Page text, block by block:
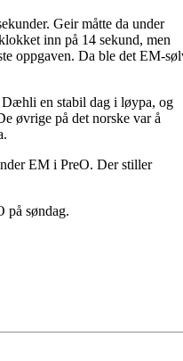
Geir måtte da under
inn på 14 sekund, men
oppgaven. Da ble det EM-
en stabil dag i løypa, og
øvrige på det norske var å
EM i PreO. Der stiller
på søndag.